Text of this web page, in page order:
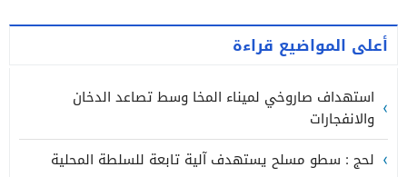
أعلى المواضيع قراءة
استهداف صاروخي لميناء المخا وسط تصاعد الدخان
والانفجارات
لحج : سطو مسلح يستهدف آلية تابعة للسلطة المحلية